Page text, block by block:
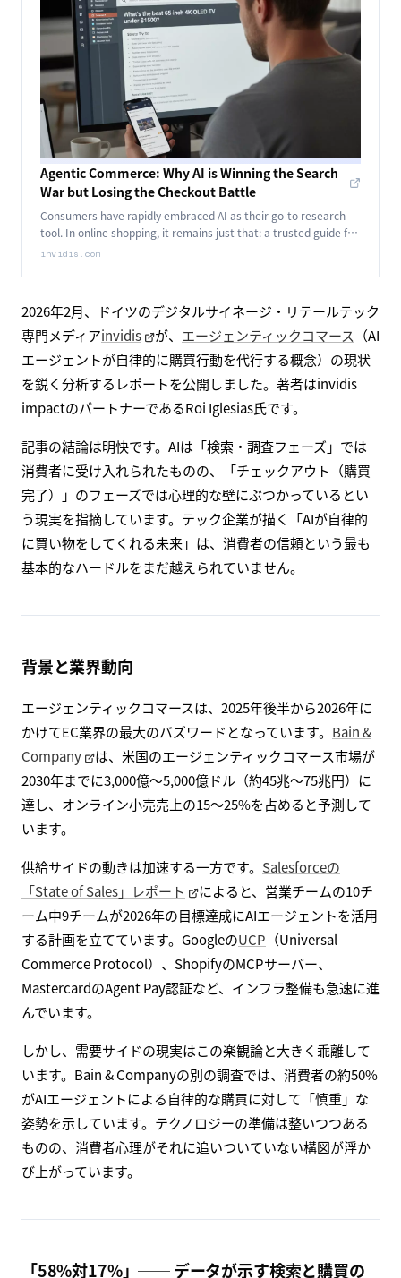
Agentic Commerce: Why AI is Winning the Search
War but Losing the Checkout Battle
Consumers have rapidly embraced AI as their go-to research
tool. In online shopping, it remains just that: a trusted guide for
options, not the best price.
invidis.com
2026年2月、ドイツのデジタルサイネージ・リテールテック
専門メディアinvidis が、 エージェンティックコマース （AI
エージェントが自律的に購買行動を代行する概念）の現状
を鋭く分析するレポートを公開しました。著者はinvidis
impactのパートナーであるRoi Iglesias氏です。
記事の結論は明快です。AIは「検索・調査フェーズ」では
消費者に受け入れられたものの、「チェックアウト（購買
完了）」のフェーズでは心理的な壁にぶつかっているとい
う現実を指摘しています。テック企業が描く「AIが自律的
に買い物をしてくれる未来」は、消費者の信頼という最も
基本的なハードルをまだ越えられていません。
背景と業界動向
エージェンティックコマースは、2025年後半から2026年に
かけてEC業界の最大のバズワードとなっています。 Bain &
Company
は、米国のエージェンティックコマース市場が
2030年までに3,000億〜5,000億ドル（約45兆〜75兆円）に
達し、オンライン小売売上の15〜25%を占めると予測して
います。
供給サイドの動きは加速する一方です。 Salesforceの
「State of Sales」レポート
によると、営業チームの10チ
ーム中9チームが2026年の目標達成にAIエージェントを活用
する計画を立てています。GoogleのUCP （Universal
Commerce Protocol）、ShopifyのMCPサーバー、
MastercardのAgent Pay認証など、インフラ整備も急速に進
んでいます。
しかし、需要サイドの現実はこの楽観論と大きく乖離して
います。Bain & Companyの別の調査では、消費者の約50%
がAIエージェントによる自律的な購買に対して「慎重」な
姿勢を示しています。テクノロジーの準備は整いつつある
ものの、消費者心理がそれに追いついていない構図が浮か
び上がっています。
「58%対17%」── データが示す検索と購買の